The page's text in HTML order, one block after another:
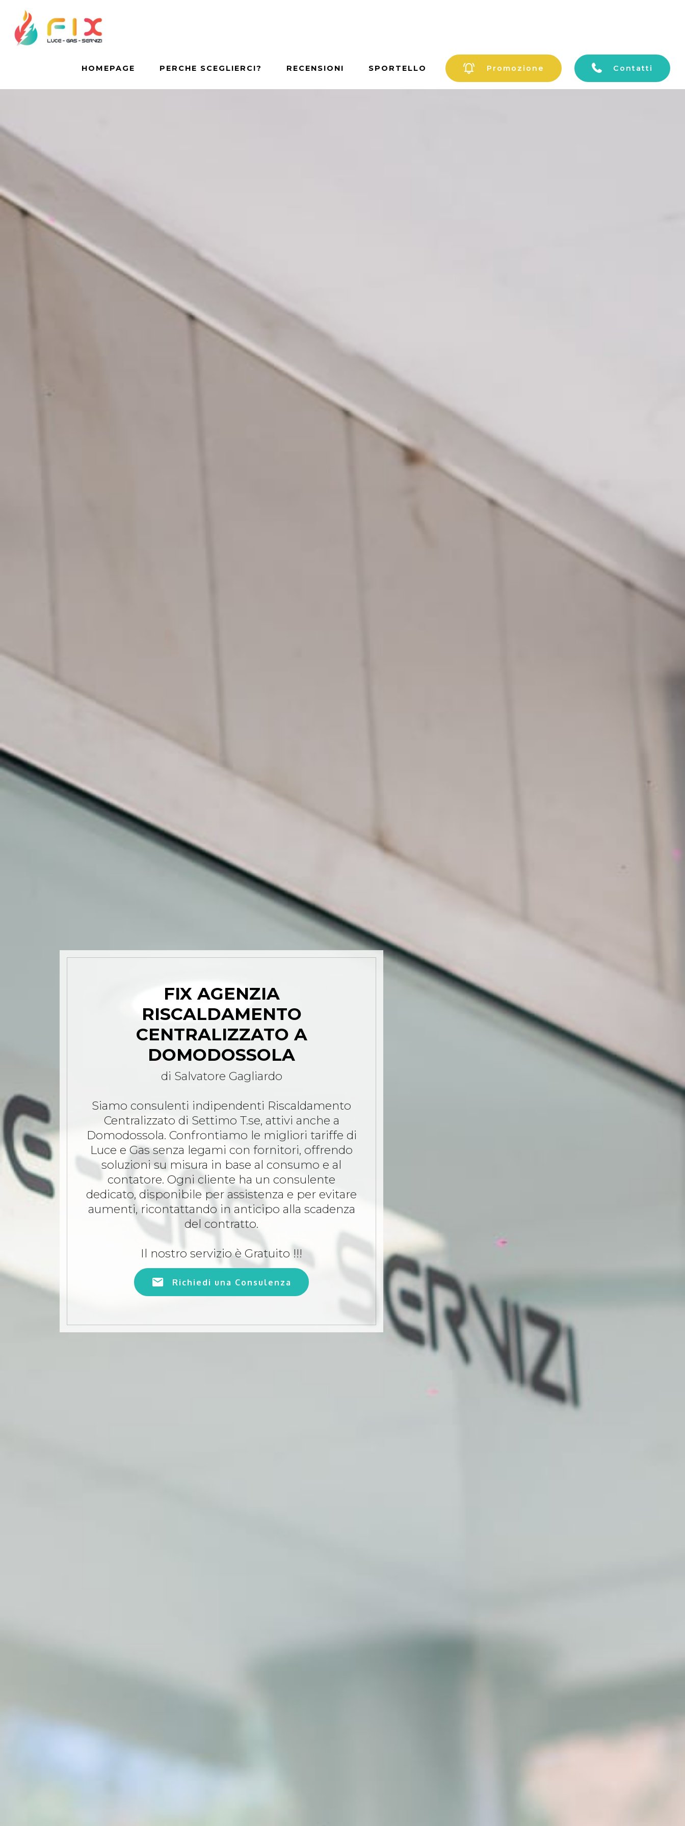
HOMEPAGE PERCHE SCEGLIERCI? RECENSIONI SPORTELLO Promozione Contatti
FIX AGENZIA
RISCALDAMENTO
CENTRALIZZATO A
DOMODOSSOLA
di Salvatore Gagliardo
Siamo consulenti indipendenti Riscaldamento
Centralizzato di Settimo T.se, attivi anche a
Domodossola. Confrontiamo le migliori tariffe di
Luce e Gas senza legami con fornitori, offrendo
soluzioni su misura in base al consumo e al
contatore. Ogni cliente ha un consulente
dedicato, disponibile per assistenza e per evitare
aumenti, ricontattando in anticipo alla scadenza
del contratto.
Il nostro servizio è Gratuito !!!
Richiedi una Consulenza